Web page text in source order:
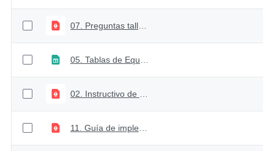
07. Preguntas talleres web